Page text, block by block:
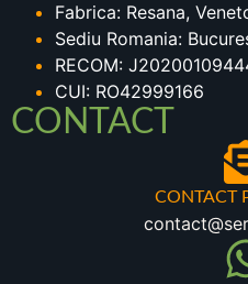
Fabrica: Resana,
Sediu Romania:
RECOM:
CUI: RO42999166
CONTACT
CONTACT